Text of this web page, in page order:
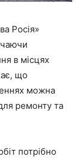
Росія»
в місцях
що
можна
ремонту та
потрібно